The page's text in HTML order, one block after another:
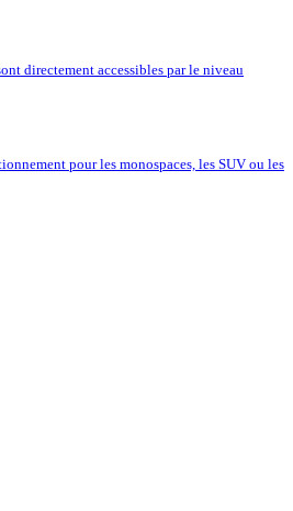
directement accessibles par le niveau
pour les monospaces, les SUV ou les